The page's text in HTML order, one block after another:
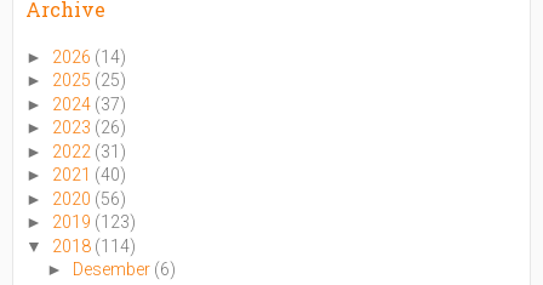
Archive
► 2026 (14)
► 2025 (25)
► 2024 (37)
► 2023 (26)
► 2022 (31)
► 2021 (40)
► 2020 (56)
► 2019 (123)
▼ 2018 (114)
► Desember (6)